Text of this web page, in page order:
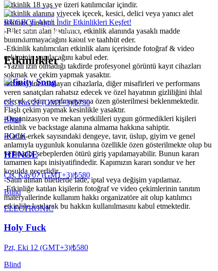
-Etkinlik 18 yaş ve üzeri katılımcılar içindir.
-Etkinlik alanına yiyecek içecek, kesici, delici veya yanıcı alet
sokmak yasaktır.
-Bilet satın alan katılımcı, etkinlik alanında yasaklı madde
bulundurmayacağını kabul ve taahhüt eder.
-Etkinlik katılımcıları etkinlik alanı içerisinde fotoğraf & video
çekiminin yapılacağını kabul eder.
-Yazılı izin olmadığı takdirde profesyonel görüntü kayıt cihazları
sokmak ve çekim yapmak yasaktır.
-Profesyonel olmayan cihazlarla, diğer misafirleri ve performans
veren sanatçıları rahatsız edecek ve özel hayatının gizliliğini ihlal
edecek çekim yapılmamasına özen gösterilmesi beklenmektedir.
Flaşlı çekim yapmak kesinlikle yasaktır.
-Organizasyon ve mekan yetkilileri uygun görmedikleri kişileri
etkinlik ve backstage alanına almama hakkına sahiptir.
-Kadın-erkek sayısındaki dengeye, tavır, üslup, giyim ve genel
anlamıyla uygunluk konularına özellikle özen gösterilmekte olup bu
ve bu gibi sebeplerden ötürü giriş yapılamayabilir. Bunun kararı
tamamen kapı inisiyatifindedir. Kapımızın kararı sondur ve her
koşulda geçerlidir.
-Satın alınan biletlerde iade, iptal veya değişim yapılamaz.
-Etkinliğe katılan kişilerin fotoğraf ve video çekimlerinin tanıtım
materyallerinde kullanım hakkı organizatöre ait olup katılımcı
etkinliğe katılarak bu hakkın kullanılmasını kabul etmektedir.
BUGECE App'i İndir Etkinlikleri Keşfet!
Etkinlikler
Infinity Song
Cts, Kas 21 (GMT+3)|₺750
Blind
ROCK
HENGE
Cts, Kas 07 (GMT+3)|₺580
Blind
ELECTRONIC
Holy Fuck
Pzt, Eki 12 (GMT+3)|₺580
Blind